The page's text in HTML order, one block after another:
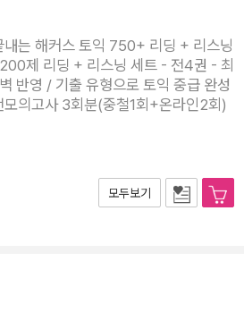
는 해커스 토익 750+ 리딩 + 리스닝
제 리딩 + 리스닝 세트 - 전4권 - 최
반영 / 기출 유형으로 토익 중급 완성
의고사 3회분(중철1회+온라인2회)
모두보기